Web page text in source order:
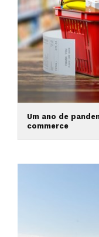
Um ano de
commerce